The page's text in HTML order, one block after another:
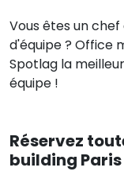
Vous êtes un
d'équipe ? Office
Spotlag la
équipe !
Réservez
building